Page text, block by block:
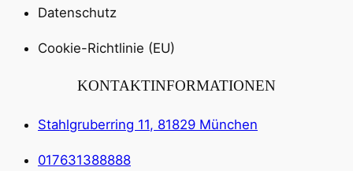
Datenschutz
Cookie-Richtlinie (EU)
KONTAKTINFORMATIONEN
Stahlgruberring 11, 81829 München
017631388888